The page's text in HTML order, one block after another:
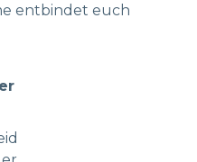
entbindet euch